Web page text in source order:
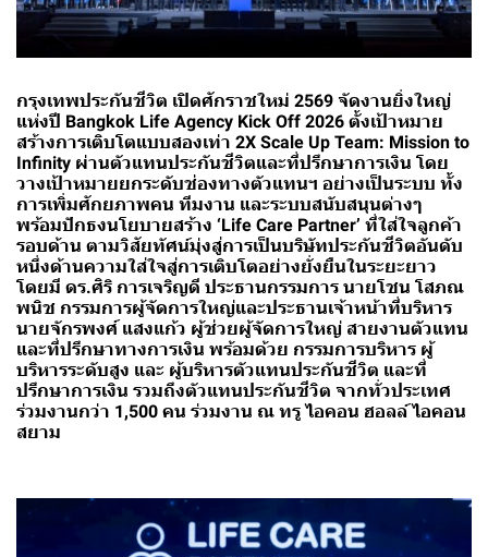
กรุงเทพประกันชีวิต เปิดศักราชใหม่ 2569 จัดงานยิ่งใหญ่
แห่งปี Bangkok Life Agency Kick Off 2026 ตั้งเป้าหมาย
สร้างการเติบโตแบบสองเท่า 2X Scale Up Team: Mission to
Infinity ผ่านตัวแทนประกันชีวิตและที่ปรึกษาการเงิน โดย
วางเป้าหมายยกระดับช่องทางตัวแทนฯ อย่างเป็นระบบ ทั้ง
การเพิ่มศักยภาพคน ทีมงาน และระบบสนับสนุนต่างๆ
พร้อมปักธงนโยบายสร้าง ‘Life Care Partner’ ที่ใส่ใจลูกค้า
รอบด้าน ตามวิสัยทัศน์มุ่งสู่การเป็นบริษัทประกันชีวิตอันดับ
หนึ่งด้านความใส่ใจสู่การเติบโตอย่างยั่งยืนในระยะยาว
โดยมี ดร.ศิริ การเจริญดี ประธานกรรมการ นายโชน โสภณ
พนิช กรรมการผู้จัดการใหญ่และประธานเจ้าหน้าที่บริหาร
นายจักรพงศ์ แสงแก้ว ผู้ช่วยผู้จัดการใหญ่ สายงานตัวแทน
และที่ปรึกษาทางการเงิน พร้อมด้วย กรรมการบริหาร ผู้
บริหารระดับสูง และ ผู้บริหารตัวแทนประกันชีวิต และที่
ปรึกษาการเงิน รวมถึงตัวแทนประกันชีวิต จากทั่วประเทศ
ร่วมงานกว่า 1,500 คน ร่วมงาน ณ ทรู ไอคอน ฮอลล์ ไอคอน
สยาม